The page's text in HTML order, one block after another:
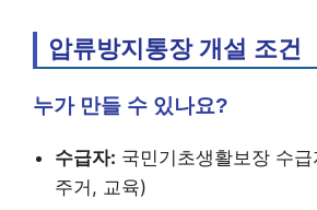
압류방지통장 개설 조건
누가 만들 수 있나요?
수급자: 국민기초생활보장 수
주거, 교육)